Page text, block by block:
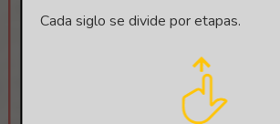
Cada siglo se divide por etapas.
LOS CAMINOS HACIA LA